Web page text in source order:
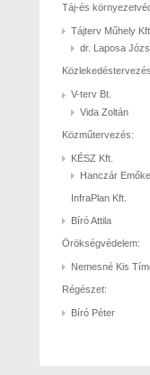
Táj-és
Tájterv Műhely
dr. Laposa
V-terv Bt.
Vida Zoltán
Közműtervezés:
KÉSZ Kft.
Hanczár
InfraPlan Kft.
Bíró Attila
Örökségvédelem:
Nemesné Kis
Régészet:
Bíró Péter